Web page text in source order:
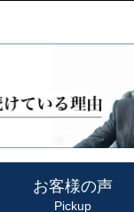
お客様の声
Pickup